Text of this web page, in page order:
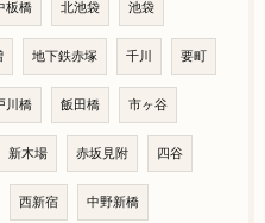
板橋 北池袋 池袋
地下鉄赤塚 千川 要町
川橋 飯田橋 市ヶ谷
新木場 赤坂見附 四谷
西新宿 中野新橋